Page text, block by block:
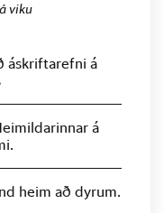
á viku
áskriftarefni á
á
heim að dyrum.